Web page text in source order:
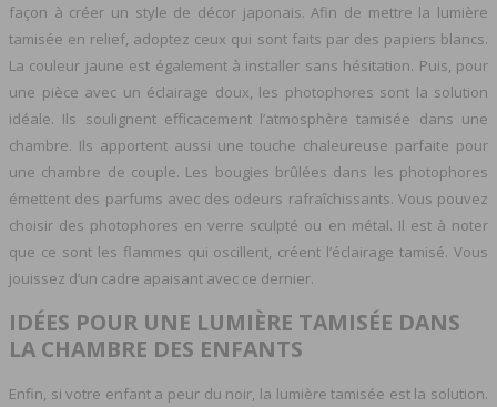
façon à créer un style de décor japonais. Afin de mettre la lumière
tamisée en relief, adoptez ceux qui sont faits par des papiers blancs.
La couleur jaune est également à installer sans hésitation. Puis, pour
une pièce avec un éclairage doux, les photophores sont la solution
idéale. Ils soulignent efficacement l’atmosphère tamisée dans une
chambre. Ils apportent aussi une touche chaleureuse parfaite pour
une chambre de couple. Les bougies brûlées dans les photophores
émettent des parfums avec des odeurs rafraîchissants. Vous pouvez
choisir des photophores en verre sculpté ou en métal. Il est à noter
que ce sont les flammes qui oscillent, créent l’éclairage tamisé. Vous
jouissez d’un cadre apaisant avec ce dernier.
IDÉES POUR UNE LUMIÈRE TAMISÉE DANS
LA CHAMBRE DES ENFANTS
Enfin, si votre enfant a peur du noir, la lumière tamisée est la solution.